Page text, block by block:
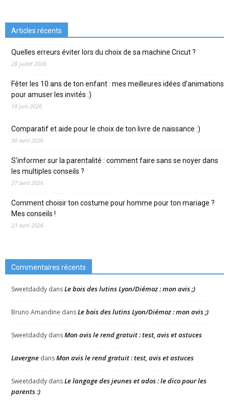
Articles récents
Quelles erreurs éviter lors du choix de sa machine Cricut ?
28 juillet 2026
Fêter les 10 ans de ton enfant : mes meilleures idées d’animations
pour amuser les invités :)
18 juin 2026
Comparatif et aide pour le choix de ton livre de naissance :)
30 avril 2026
S’informer sur la parentalité : comment faire sans se noyer dans
les multiples conseils ?
27 avril 2026
Comment choisir ton costume pour homme pour ton mariage ?
Mes conseils !
23 avril 2026
Commentaires récents
Sweetdaddy dansLe bois des lutins Lyon/Diémoz : mon avis ;)
Bruno Amandine dansLe bois des lutins Lyon/Diémoz : mon avis ;)
Sweetdaddy dansMon avis le rend gratuit : test, avis et astuces
Lavergne dansMon avis le rend gratuit : test, avis et astuces
Sweetdaddy dansLe langage des jeunes et ados : le dico pour les
parents :)